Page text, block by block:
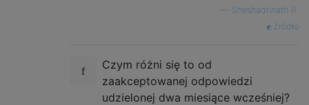
Sheshadrinath R.
źródło
Czym różni się to od
zaakceptowanej odpowiedzi
udzielonej dwa miesiące wcześniej?